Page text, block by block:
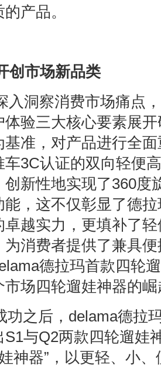
产品。
创市场新品类
入洞察消费市场痛点
验三大核心要素展
准，对产品进行全
3C认证的双向轻便
创新性地实现了360度
，这不仅彰显了德
卓越实力，更填补了
为消费者提供了兼具
德拉玛首款四轮
场四轮遛娃神器的崛
功之后，delama德拉
S1与Q2两款四轮遛娃
神器”，以更轻、小